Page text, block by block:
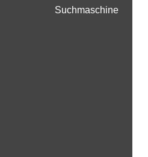
Suchmaschine